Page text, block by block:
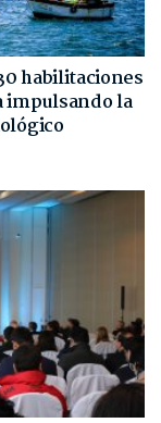
habilitaciones
impulsando la